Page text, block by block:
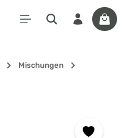
Mischungen